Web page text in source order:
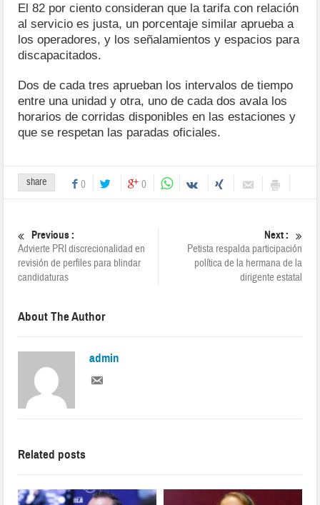
El 82 por ciento consideran que la tarifa con relación
al servicio es justa, un porcentaje similar aprueba a
los operadores, y los señalamientos y espacios para
discapacitados.
Dos de cada tres aprueban los intervalos de tiempo
entre una unidad y otra, uno de cada dos avala los
horarios de corridas disponibles en las estaciones y
que se respetan las paradas oficiales.
share 0 0
Previous :
Advierte PRI discrecionalidad en
revisión de perfiles para blindar
candidaturas
Next :
Petista respalda participación
política de la hermana de la
dirigente estatal
About The Author
admin
Related posts